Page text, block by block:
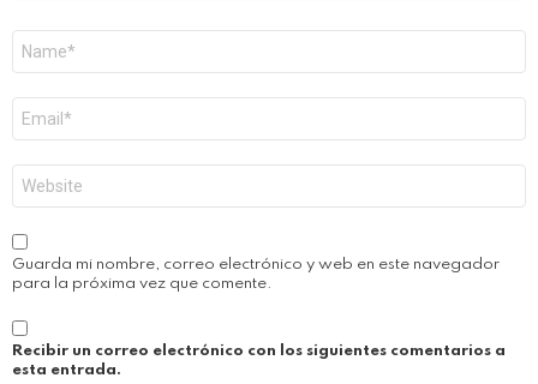
electrónico
*
Guarda mi nombre, correo electrónico y web en este navegador
para la próxima vez que comente.
Recibir un correo electrónico con los siguientes comentarios a
esta entrada.